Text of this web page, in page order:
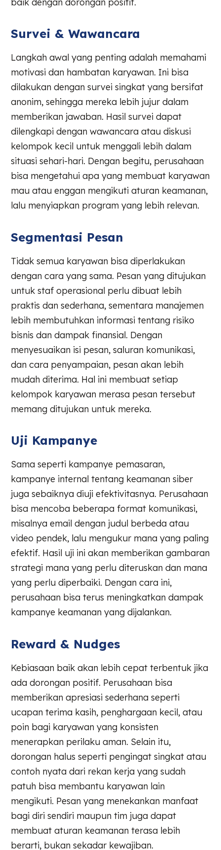
Survei & Wawancara
Langkah awal yang penting adalah memahami
motivasi dan hambatan karyawan. Ini bisa
dilakukan dengan survei singkat yang bersifat
anonim, sehingga mereka lebih jujur dalam
memberikan jawaban. Hasil survei dapat
dilengkapi dengan wawancara atau diskusi
kelompok kecil untuk menggali lebih dalam
situasi sehari-hari. Dengan begitu, perusahaan
bisa mengetahui apa yang membuat karyawan
mau atau enggan mengikuti aturan keamanan,
lalu menyiapkan program yang lebih relevan.
Segmentasi Pesan
Tidak semua karyawan bisa diperlakukan
dengan cara yang sama. Pesan yang ditujukan
untuk staf operasional perlu dibuat lebih
praktis dan sederhana, sementara manajemen
lebih membutuhkan informasi tentang risiko
bisnis dan dampak finansial. Dengan
menyesuaikan isi pesan, saluran komunikasi,
dan cara penyampaian, pesan akan lebih
mudah diterima. Hal ini membuat setiap
kelompok karyawan merasa pesan tersebut
memang ditujukan untuk mereka.
Uji Kampanye
Sama seperti kampanye pemasaran,
kampanye internal tentang keamanan siber
juga sebaiknya diuji efektivitasnya. Perusahaan
bisa mencoba beberapa format komunikasi,
misalnya email dengan judul berbeda atau
video pendek, lalu mengukur mana yang paling
efektif. Hasil uji ini akan memberikan gambaran
strategi mana yang perlu diteruskan dan mana
yang perlu diperbaiki. Dengan cara ini,
perusahaan bisa terus meningkatkan dampak
kampanye keamanan yang dijalankan.
Reward & Nudges
Kebiasaan baik akan lebih cepat terbentuk jika
ada dorongan positif. Perusahaan bisa
memberikan apresiasi sederhana seperti
ucapan terima kasih, penghargaan kecil, atau
poin bagi karyawan yang konsisten
menerapkan perilaku aman. Selain itu,
dorongan halus seperti pengingat singkat atau
contoh nyata dari rekan kerja yang sudah
patuh bisa membantu karyawan lain
mengikuti. Pesan yang menekankan manfaat
bagi diri sendiri maupun tim juga dapat
membuat aturan keamanan terasa lebih
berarti, bukan sekadar kewajiban.